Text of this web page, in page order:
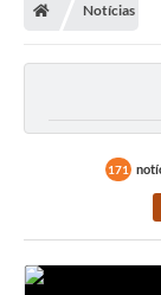
Transparência
Governo
Comunicação
Notícias
171